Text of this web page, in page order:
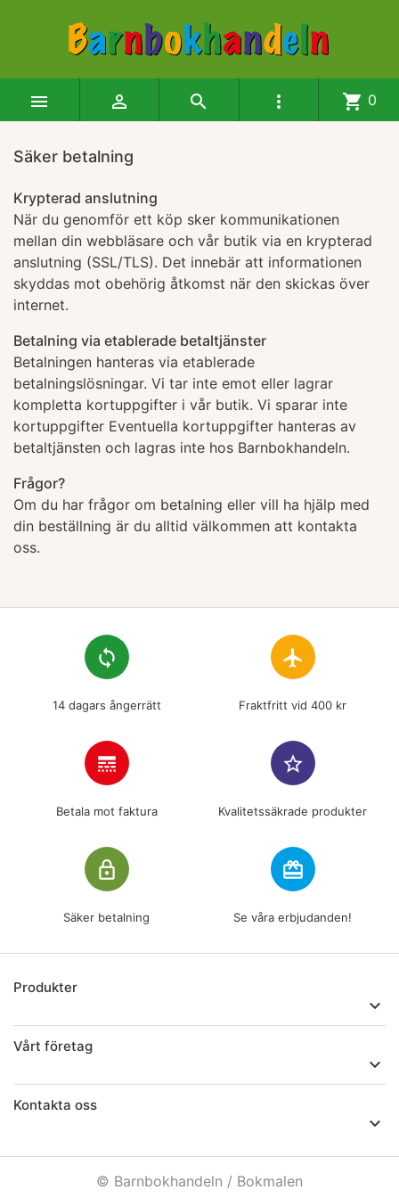
    shopping_cart 0
Säker betalning
Krypterad anslutning
När du genomför ett köp sker kommunikationen
mellan din webbläsare och vår butik via en krypterad
anslutning (SSL/TLS). Det innebär att informationen
skyddas mot obehörig åtkomst när den skickas över
internet.
Betalning via etablerade betaltjänster
Betalningen hanteras via etablerade
betalningslösningar. Vi tar inte emot eller lagrar
kompletta kortuppgifter i vår butik. Vi sparar inte
kortuppgifter Eventuella kortuppgifter hanteras av
betaltjänsten och lagras inte hos Barnbokhandeln.
Frågor?
Om du har frågor om betalning eller vill ha hjälp med
din beställning är du alltid välkommen att kontakta
oss.
loop
14 dagars ångerrätt
flight
Fraktfritt vid 400 kr
line_style
Betala mot faktura
star_border
Kvalitetssäkrade produkter
lock_outline
Säker betalning
redeem
Se våra erbjudanden!
Produkter

Vårt företag

Kontakta oss

© Barnbokhandeln / Bokmalen